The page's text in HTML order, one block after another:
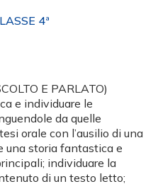
4ª
E PARLATO)
e individuare le
da quelle
orale con l’ausilio di una
una storia fantastica e
individuare la
di un testo letto;